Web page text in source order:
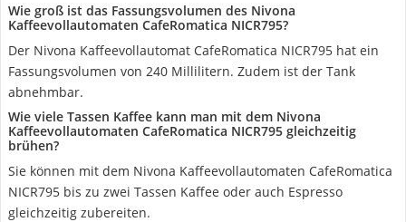
Wie groß ist das Fassungsvolumen des Nivona
Kaffeevollautomaten CafeRomatica NICR795?
Der Nivona Kaffeevollautomat CafeRomatica NICR795 hat ein
Fassungsvolumen von 240 Millilitern. Zudem ist der Tank
abnehmbar.
Wie viele Tassen Kaffee kann man mit dem Nivona
Kaffeevollautomaten CafeRomatica NICR795 gleichzeitig
brühen?
Sie können mit dem Nivona Kaffeevollautomaten CafeRomatica
NICR795 bis zu zwei Tassen Kaffee oder auch Espresso
gleichzeitig zubereiten.